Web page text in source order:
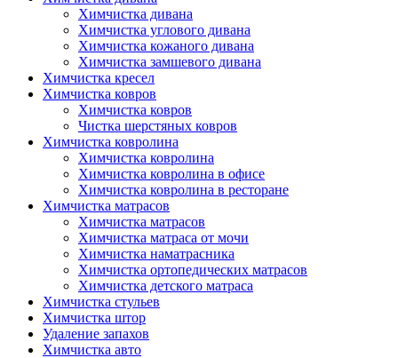
Химчистка дивана
Химчистка углового дивана
Химчистка кожаного дивана
Химчистка замшевого дивана
Химчистка кресел
Химчистка ковров
Химчистка ковров
Чистка шерстяных ковров
Химчистка ковролина
Химчистка ковролина
Химчистка ковролина в офисе
Химчистка ковролина в ресторане
Химчистка матрасов
Химчистка матрасов
Химчистка матраса от мочи
Химчистка наматрасника
Химчистка ортопедических матрасов
Химчистка детского матраса
Химчистка стульев
Химчистка штор
Удаление запахов
Химчистка авто